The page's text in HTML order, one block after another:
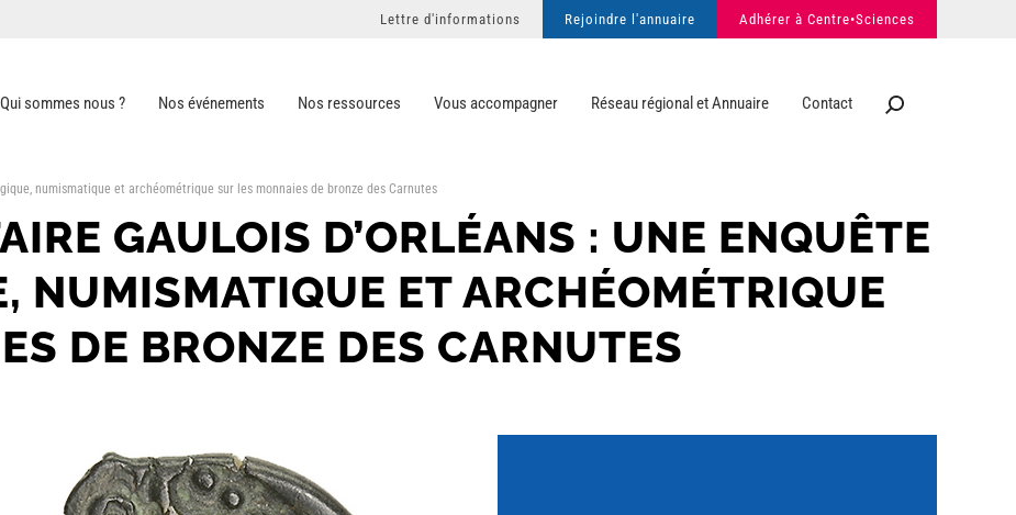
Qui sommes nous ? Nos événements Nos ressources Vous accompagner Réseau régional et Annuaire Contact
Lettre d'informations Rejoindre l'annuaire Adhérer à Centre•Sciences
numismatique et archéométrique sur les monnaies de bronze des Carnutes
GAULOIS D’ORLÉANS : UNE ENQUÊTE
NUMISMATIQUE ET ARCHÉOMÉTRIQUE
DE BRONZE DES CARNUTES